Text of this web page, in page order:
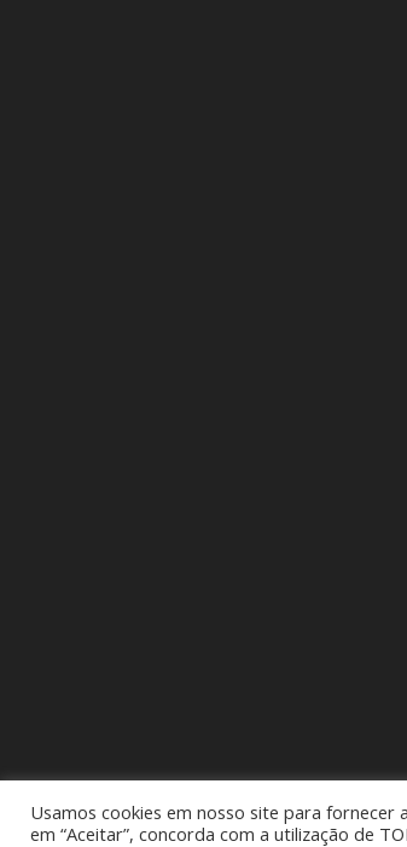
Usamos cookies em nosso site para fornecer
em “Aceitar”, concorda com a utilização de